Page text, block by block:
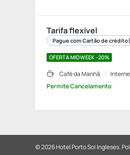
Tarifa flexível
Pague com Cartão de crédito
OFERTA MIDWEEK -20%
Café da Manhã
Permite Cancelamento
© 2026 Hotel Porto Sol Ingleses.